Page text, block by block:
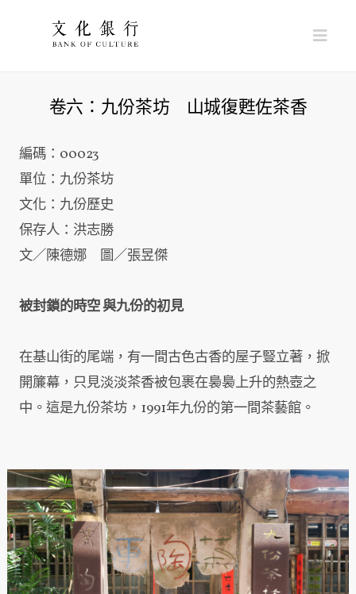
卷六：九份茶坊 山城復甦佐茶香
編碼：00023
單位：九份茶坊
文化：九份歷史
保存人：洪志勝
文／陳德娜 圖／張昱傑
被封鎖的時空 與九份的初見
在基山街的尾端，有一間古色古香的屋子豎立著，掀
開簾幕，只見淡淡茶香被包裹在裊裊上升的熱壺之
中。這是九份茶坊，1991年九份的第一間茶藝館。